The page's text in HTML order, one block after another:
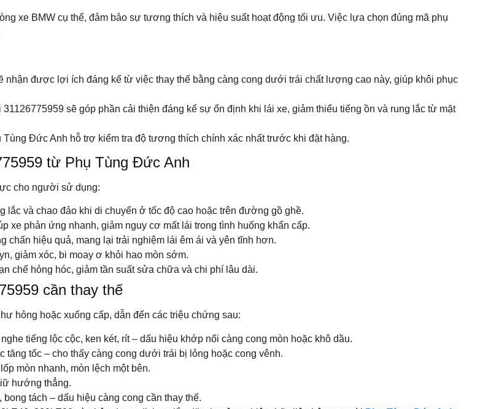
xe BMW cụ thể, đảm bảo sự tương thích và hiệu suất hoạt động tối ưu. Việc lựa chọn đúng mã phụ
nhận được lợi ích đáng kể từ việc thay thế bằng càng cong dưới trái chất lượng cao này, giúp khôi phục
sẽ góp phần cải thiện đáng kể sự ổn định khi lái xe, giảm thiểu tiếng ồn và rung lắc từ mặt
Đức Anh hỗ trợ kiểm tra độ tương thích chính xác nhất trước khi đặt hàng.
từ Phụ Tùng Đức Anh
cho người sử dụng:
lắc và chao đảo khi di chuyển ở tốc độ cao hoặc trên đường gồ ghề.
xe phản ứng nhanh, giảm nguy cơ mất lái trong tình huống khẩn cấp.
chấn hiệu quả, mang lại trải nghiệm lái êm ái và yên tĩnh hơn.
giảm xóc, bi moay ơ khỏi hao mòn sớm.
chế hỏng hóc, giảm tần suất sửa chữa và chi phí lâu dài.
cần thay thế
hỏng hoặc xuống cấp, dẫn đến các triệu chứng sau:
tiếng lộc cộc, ken két, rít – dấu hiệu khớp nối càng cong mòn hoặc khô dầu.
tăng tốc – cho thấy càng cong dưới trái bị lỏng hoặc cong vênh.
mòn nhanh, mòn lệch một bên.
hướng thẳng.
tách – dấu hiệu càng cong cần thay thế.